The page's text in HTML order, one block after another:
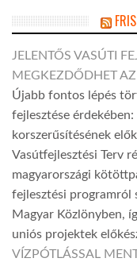
JELENTŐS VASÚTI
MEGKEZDŐDHET AZ
Újabb fontos lépés
fejlesztése
korszerűsítésének
Vasútfejlesztési Terv
magyarországi
fejlesztési programról
Magyar Közlönyben,
uniós projektek
VÍZPÓTLÁSSAL